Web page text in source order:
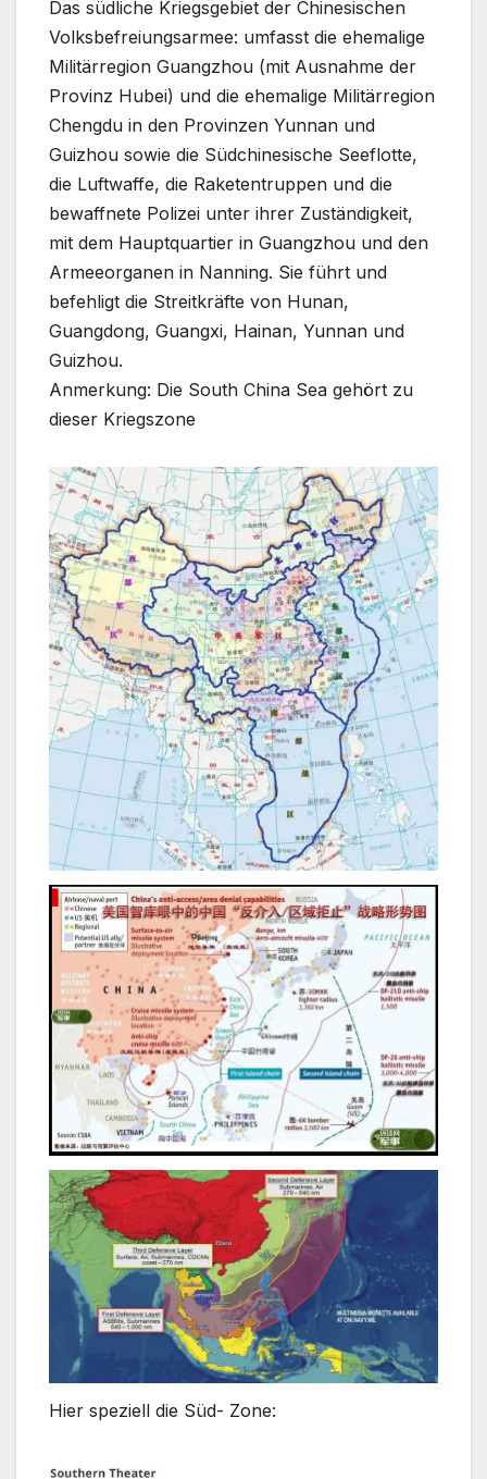
Das südliche Kriegsgebiet der Chinesischen
Volksbefreiungsarmee: umfasst die ehemalige
Militärregion Guangzhou (mit Ausnahme der
Provinz Hubei) und die ehemalige Militärregion
Chengdu in den Provinzen Yunnan und
Guizhou sowie die Südchinesische Seeflotte,
die Luftwaffe, die Raketentruppen und die
bewaffnete Polizei unter ihrer Zuständigkeit,
mit dem Hauptquartier in Guangzhou und den
Armeeorganen in Nanning. Sie führt und
befehligt die Streitkräfte von Hunan,
Guangdong, Guangxi, Hainan, Yunnan und
Guizhou.
Anmerkung: Die South China Sea gehört zu
dieser Kriegszone
Hier speziell die Süd- Zone: